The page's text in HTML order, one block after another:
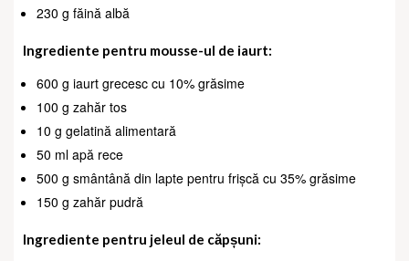
230 g făină albă
Ingrediente pentru mousse-ul de iaurt:
600 g iaurt grecesc cu 10% grăsime
100 g zahăr tos
10 g gelatină alimentară
50 ml apă rece
500 g smântână din lapte pentru frișcă cu 35% grăsime
150 g zahăr pudră
Ingrediente pentru jeleul de căpșuni: